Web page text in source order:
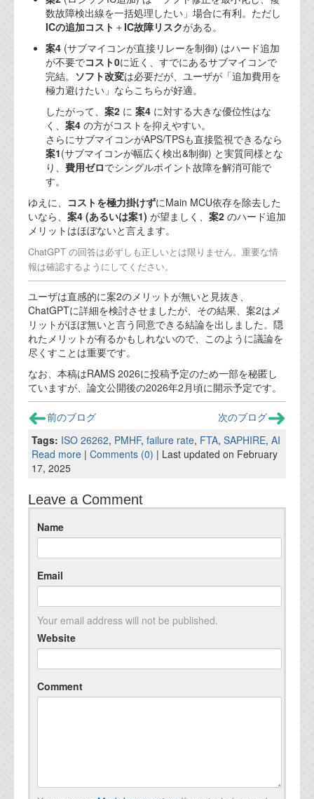
数故障検出線を一括処理したい」場合に有利。ただし
ICの追加コスト ＋IC故障リスクがある。
案4 (サブマイコンが直接リレーを制御) はハード追加
が不要でコスト0に近く、すでにあるサブマイコンで
完結。 ソフト改変は必要だが、ユーザが「追加費用を
極力避けたい」ならこちらが好適。
したがって、 案2 に 案4 に対する大きな優位性はな
く、 案4 の方がコストを抑えやすい。
さらにサブマイコンがAPS/TPSも直接監視できるなら
案1(サブマイコンが幅広く検出&制御) と実質同様とな
り、 費用ゼロでシングルポイント故障を解消可能で
す。
ゆえに、 コストを極力掛けずにMain MCU依存を除去した
いなら、 案4 (あるいは案1) が望ましく、 案2 のハード追加
メリットはほぼないと言えます。
ChatGPT の回答は必ずしも正しいとは限りません。重要な情
報は確認するようにしてください。
ユーザは直感的に案2のメリットが無いと見抜き、
ChatGPTに詳細を検討させましたが、その結果、案2はメ
リットがほぼ無いと言う同意できる結論を出しました。隠
れたメリットが有るかもしれないので、このように議論を
尽くすことは重要です。
なお、本稿はRAMS 2026に投稿予定のため一部を秘匿し
ていますが、論文公開後の2026年2月頃に開示予定です。
前のブログ
次のブログ
Tags: ISO 26262, PMHF, failure rate, FTA, SAPHIRE, AI
Read more | Comments (0) | Last updated on February
17, 2025
Leave a Comment
Name
Email
Your email address will not be published.
Website
Comment